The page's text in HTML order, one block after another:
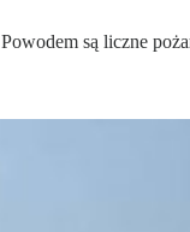
są liczne